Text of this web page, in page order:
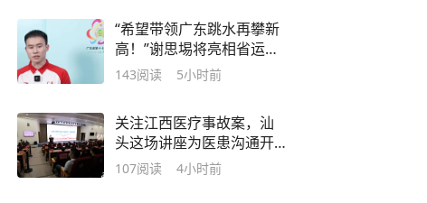
“希望带领广东跳水再攀新
高！”谢思埸将亮相省运会
开幕式
143阅读 5小时前
关注江西医疗事故案，汕
头这场讲座为医患沟通开
出“人文处方”
107阅读 4小时前